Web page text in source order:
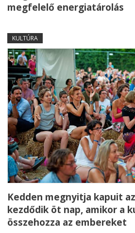
megfelelő energiatárolás
KULTÚRA
Kedden megnyitja kapuit
kezdődik öt nap, amikor a
összehozza az embereket